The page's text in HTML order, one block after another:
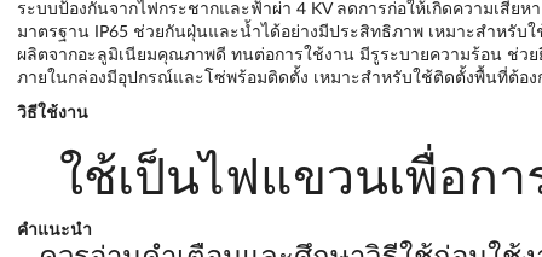
ระบบป้องกันจากไฟกระชากและฟ้าผ่า 4 KV ลดการก่อให้เกิดความเสียห
มาตรฐาน IP65 ช่วยกันฝุ่นและน้ำได้อย่างมีประสิทธิภาพ เหมาะสำหรับ
ผลิตจากอะลูมิเนียมคุณภาพดี ทนต่อการใช้งาน มีรูระบายความร้อน ช่วย
ภายในกล่องมีอุปกรณ์และโซ่พร้อมติดตั้ง เหมาะสำหรับใช้ติดตั้งพื้นที่ต้อง
วิธีใช้งาน
ใช้เป็นไฟแขวนเพื่อก
คำแนะนำ